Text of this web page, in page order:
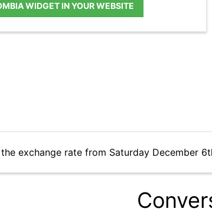
WIDGET IN YOUR WEBSITE
exchange rate from Saturday December